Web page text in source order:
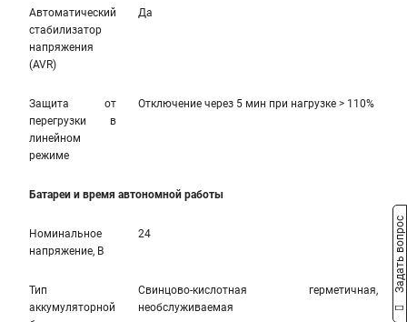
Автоматический
стабилизатор
напряжения
(AVR)
Да
Защита от
перегрузки в
линейном
режиме
Отключение через 5 мин при нагрузке > 110%
Батареи и время автономной работы
Номинальное
напряжение, В
24
Тип
аккумуляторной
Свинцово-кислотная герметичная,
необслуживаемая
Задать вопрос